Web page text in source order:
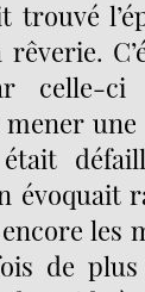
trouvé
celle-
évoquait
les
de